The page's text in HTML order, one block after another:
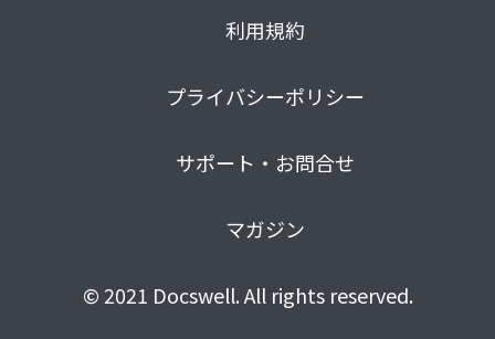
利用規約
プライバシーポリシー
サポート・お問合せ
マガジン
© 2021 Docswell. All rights reserved.